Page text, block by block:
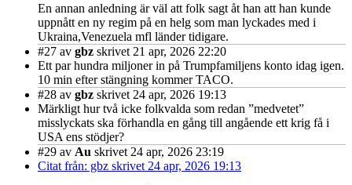
En annan anledning är väl att folk sagt åt han att han kunde
uppnått en ny regim på en helg som man lyckades med i
Ukraina,Venezuela mfl länder tidigare.
#27 av gbz skrivet 21 apr, 2026 22:20
Ett par hundra miljoner in på Trumpfamiljens konto idag igen.
10 min efter stängning kommer TACO.
#28 av gbz skrivet 24 apr, 2026 19:13
Märkligt hur två icke folkvalda som redan ”medvetet”
misslyckats ska förhandla en gång till angående ett krig få i
USA ens stödjer?
#29 av Au skrivet 24 apr, 2026 23:19
Citat från: gbz skrivet 24 apr, 2026 19:13